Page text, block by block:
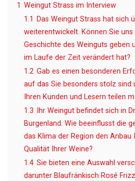
1 Weingut Strass im Interview
1.1
Das Weingut Strass hat sich
weiterentwickelt. Können Sie uns
Geschichte des Weinguts geben
im Laufe der Zeit verändert hat?
1.2 Gab es einen besonderen
auf das Sie besonders stolz sind
Ihren Kunden und Lesern teilen
1.3
Ihr Weingut befindet sich in
Burgenland. Wie beeinflusst die
das Klima der Region den Anbau
Qualität Ihrer Weine?
1.4 Sie bieten eine Auswahl
darunter Blaufränkisch Rosé